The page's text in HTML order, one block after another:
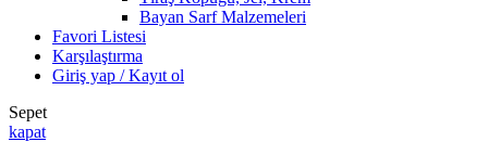
Bayan Sarf Malzemeleri
Favori Listesi
Karşılaştırma
Giriş yap / Kayıt ol
Sepet
kapat